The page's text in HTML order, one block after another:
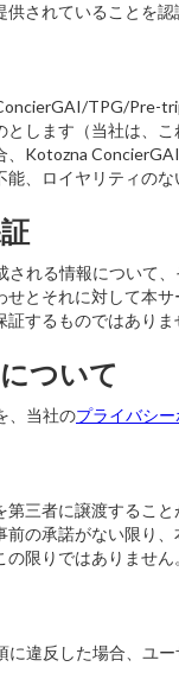
されていることを
TPG/Pre-
とします（当社は、
、Kotozna
、ロイヤリティの
れる情報について
せとそれに対して本
するものではありま
ついて
、当社のプライバシ
三者に譲渡するこ
前の承諾がない限り
限りではありません
違反した場合、ユ